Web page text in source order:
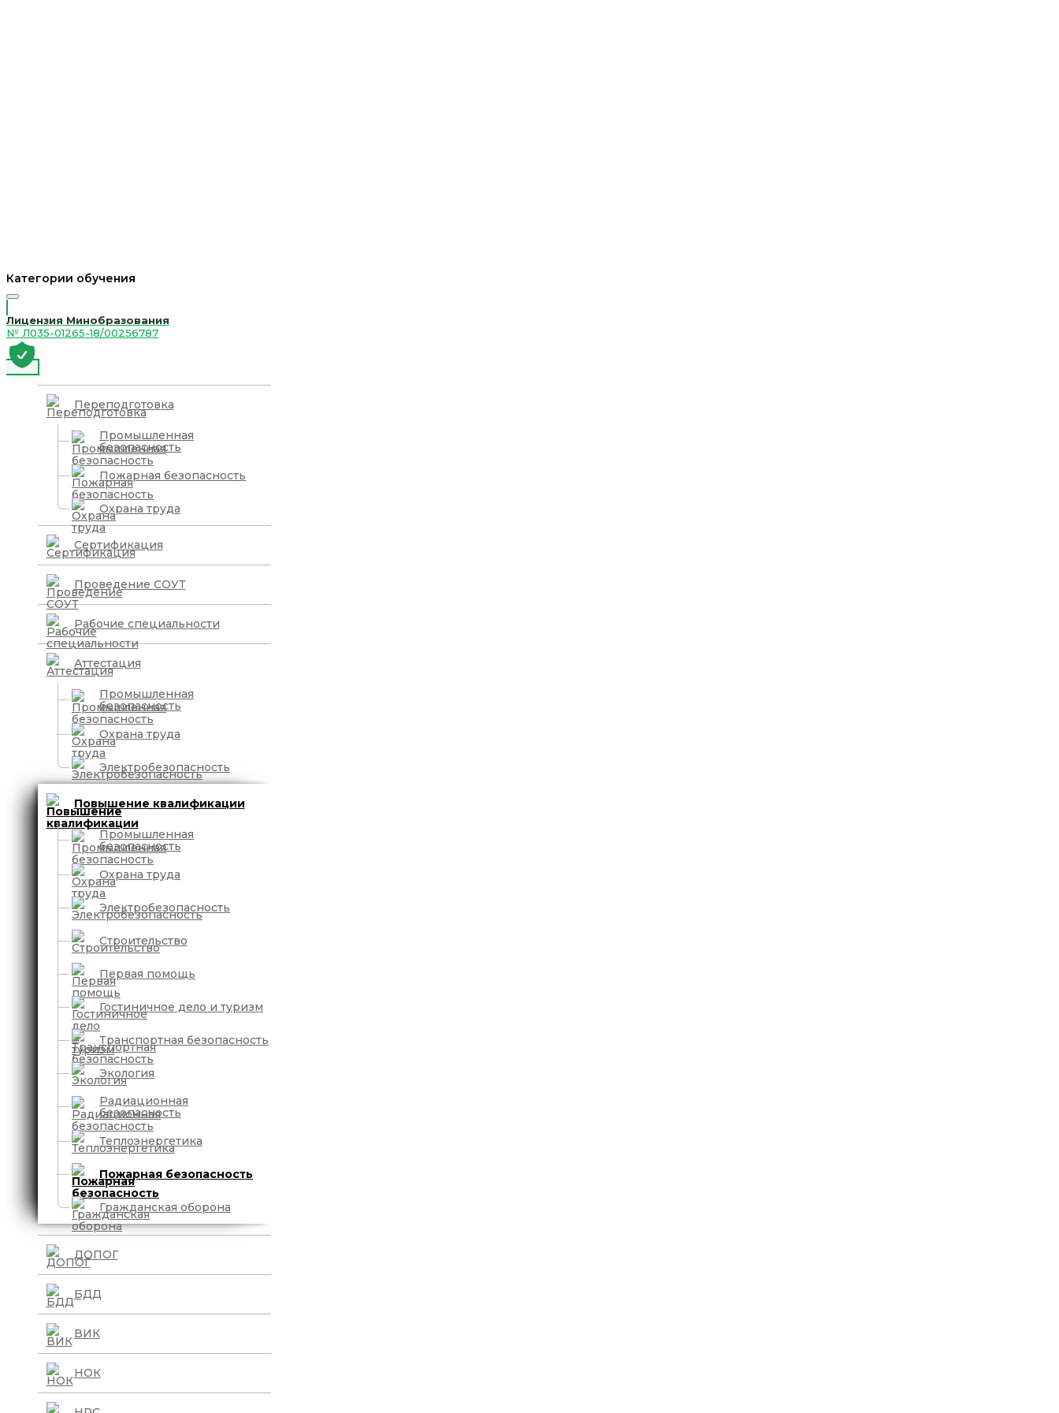
Категории обучения
Лицензия Минобразования
№ Л035-01265-18/00256787
Переподготовка
Промышленная
безопасность
Пожарная безопасность
Охрана труда
Сертификация
Проведение СОУТ
Рабочие специальности
Аттестация
Промышленная
безопасность
Охрана труда
Электробезопасность
Повышение квалификации
Промышленная
безопасность
Охрана труда
Электробезопасность
Строительство
Первая помощь
Гостиничное дело и туризм
Транспортная безопасность
Экология
Радиационная
безопасность
Теплоэнергетика
Пожарная безопасность
Гражданская оборона
ДОПОГ
БДД
ВИК
НОК